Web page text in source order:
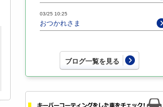
03/25 10:25
おつかれさま
ブログ一覧を見る